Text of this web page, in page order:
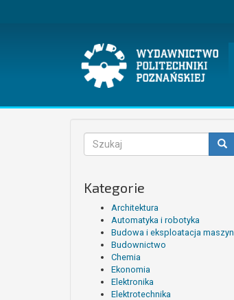
Formularz
wyszukiwania
Kategorie
Architektura
Automatyka i robotyka
Budowa i eksploatacja maszyn
Budownictwo
Chemia
Ekonomia
Elektronika
Elektrotechnika